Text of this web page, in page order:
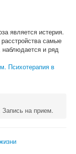
является истерия.
самые
наблюдается и ряд
Психотерапия в
на прием.